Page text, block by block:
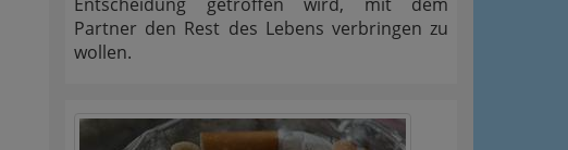
Partner den Rest des Lebens verbringen zu
wollen.